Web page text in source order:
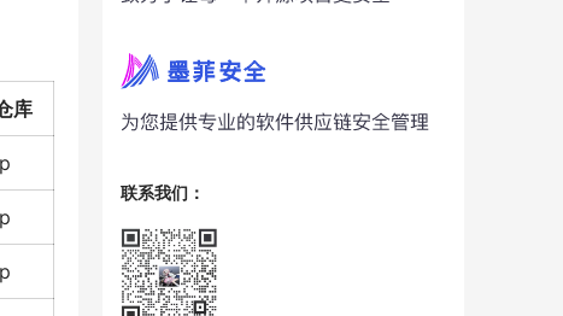
库
联系我们：